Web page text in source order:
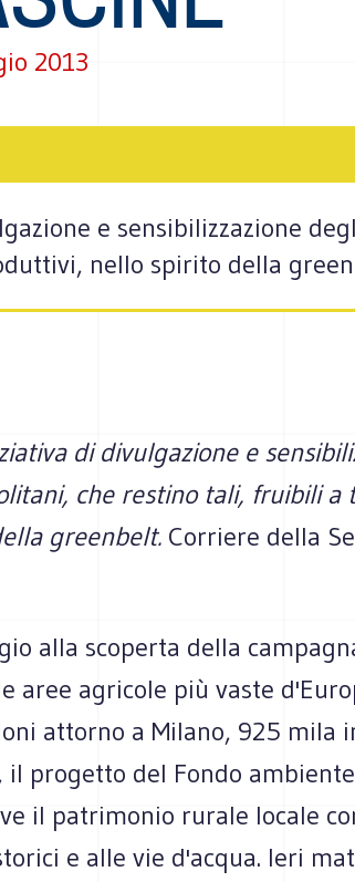
2013
e sensibilizzazione
nello spirito della
di divulgazione e
che restino tali, fruibili
greenbelt. Corriere della
alla scoperta della
aree agricole più vaste
attorno a Milano, 925 mila
il progetto del Fondo
il patrimonio rurale locale
e alle vie d'acqua. Ieri